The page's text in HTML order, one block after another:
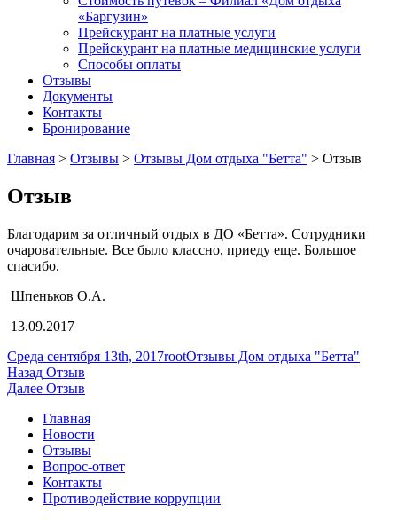
«Баргузин»
Прейскурант на платные услуги
Прейскурант на платные медицинские услуги
Способы оплаты
Отзывы
Документы
Контакты
Бронирование
Главная > Отзывы > Отзывы Дом отдыха "Бетта" > Отзыв
Отзыв
Благодарим за отличный отдых в ДО «Бетта». Сотрудники
очаровательные. Все было классно, приеду еще. Большое
спасибо.
Шпеньков О.А.
13.09.2017
Опубликовано
Среда сентября 13th, 2017Автор
rootРубрики
Отзывы Дом отдыха "Бетта"
Навигация
по
записям
Назад Предыдущая
запись:
Отзыв
Далее Следующая
Отзыв
Главная
Новости
Отзывы
Вопрос-ответ
Контакты
Противодействие коррупции